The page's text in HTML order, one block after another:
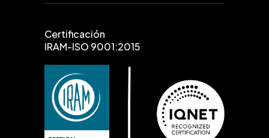
Certificación
IRAM-ISO 9001:2015